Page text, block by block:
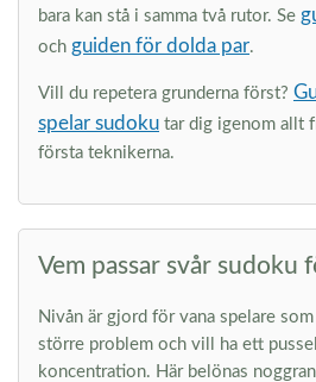
bara kan stå i samma två rutor. Se
och guiden för dolda par.
Vill du repetera grunderna först?
spelar sudoku tar dig igenom allt
första teknikerna.
Vem passar svår sudoku
Nivån är gjord för vana spelare
större problem och vill ha ett
koncentration. Här belönas